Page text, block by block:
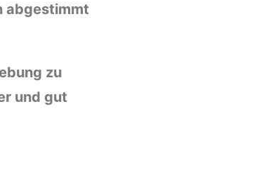
abgestimmt
zu
und gut